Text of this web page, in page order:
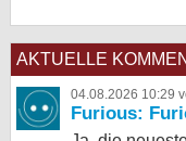
AKTUELLE
04.08.2026 10:29
Furious: